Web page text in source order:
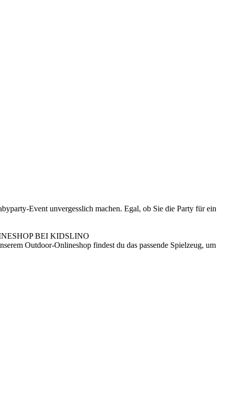
Event unvergesslich machen. Egal, ob Sie die Party für ein
BEI KIDSLINO
Outdoor-Onlineshop findest du das passende Spielzeug, um